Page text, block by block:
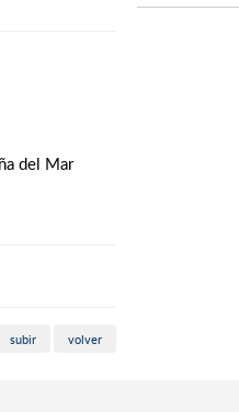
del Mar
subir volver